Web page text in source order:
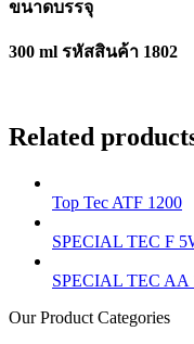
ขนาดบรรจุ
300 ml รหัสสินค้า 1802
Related
Top Tec ATF 1200
SPECIAL TEC F
SPECIAL TEC AA
Our Product Categories